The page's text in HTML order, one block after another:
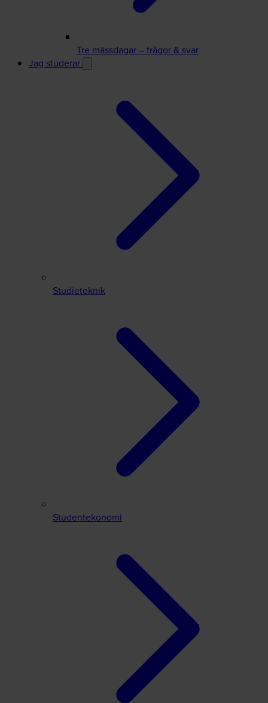
Tre mässdagar – frågor & svar
Jag studerar
Studieteknik
Studentekonomi